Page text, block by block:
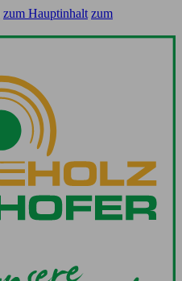
zum Hauptinhalt zum